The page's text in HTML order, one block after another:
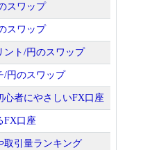
スワップ
スワップ
ント/円のスワップ
/円のスワップ
心者にやさしいFX口座
FX口座
取引量ランキング